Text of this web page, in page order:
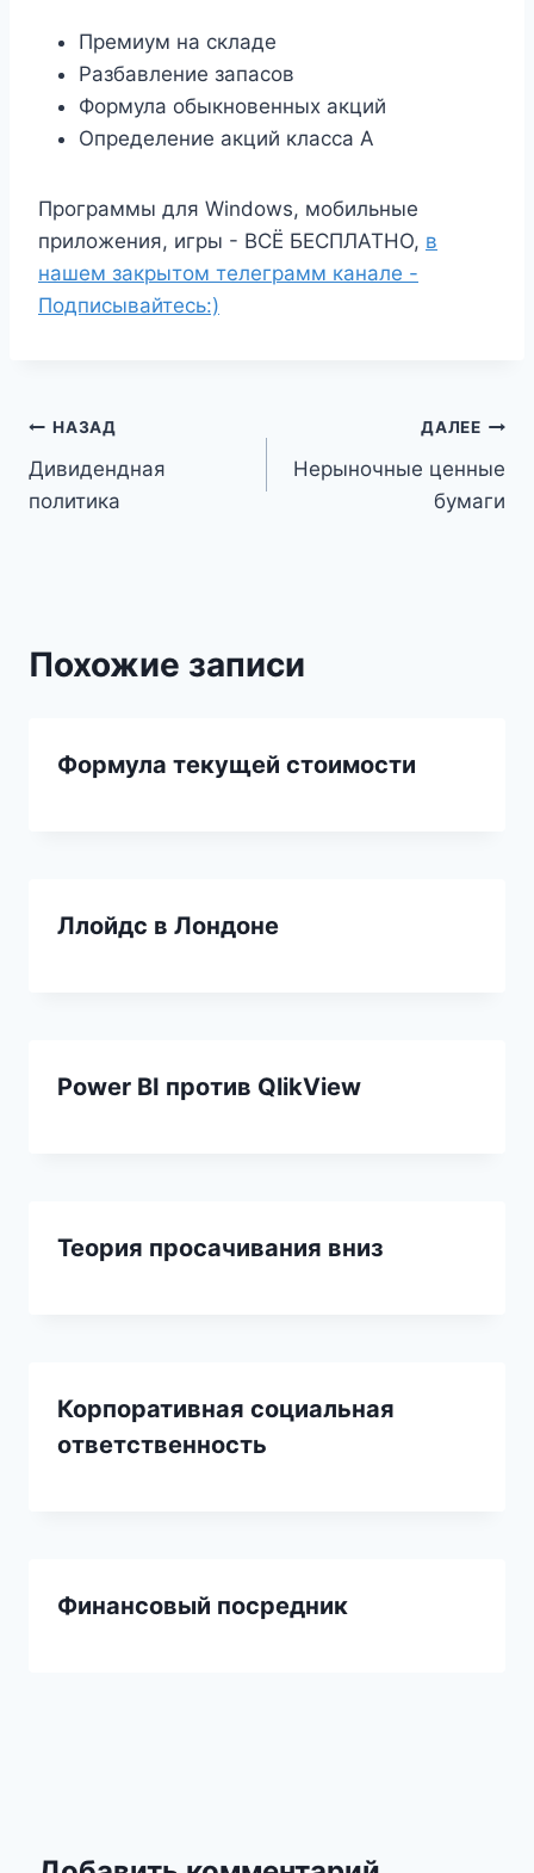
Премиум на складе
Разбавление запасов
Формула обыкновенных акций
Определение акций класса А
Программы для Windows, мобильные
приложения, игры - ВСЁ БЕСПЛАТНО, в
нашем закрытом телеграмм канале -
Подписывайтесь:)
Навигация
по
НАЗАД
Дивидендная
политика
ДАЛЕЕ
Нерыночные ценные
бумаги
Похожие записи
Формула текущей стоимости
Ллойдс в Лондоне
Power BI против QlikView
Теория просачивания вниз
Корпоративная социальная
ответственность
Финансовый посредник